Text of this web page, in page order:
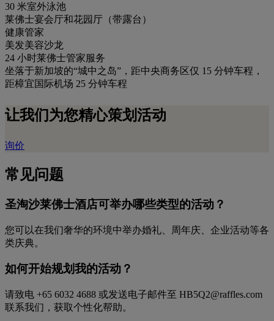
30 米室外泳池
莱佛士宴会厅和花园厅（带露台）
健康管家
美发美容沙龙
24 小时莱佛士管家服务
坐落于新加坡的“城中之岛”，距中央商务区仅 15 分钟车程，
距樟宜国际机场 25 分钟车程
让我们为您精心策划活动
询价
常见问题
圣淘沙莱佛士酒店可举办哪些类型的活动？
您可以在我们奢华的环境中举办婚礼、周年庆、企业活动等各
类庆典。
如何开始规划我的活动？
请致电 +65 6032 4688 或发送电子邮件至 HB5Q2@raffles.com
联系我们，获取个性化帮助。